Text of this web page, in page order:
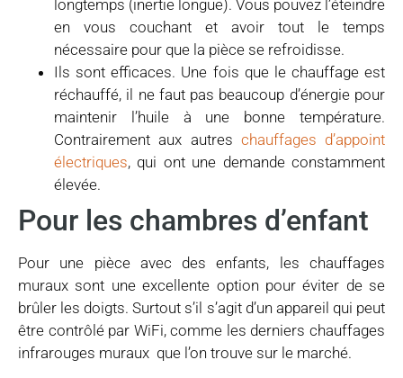
longtemps (inertie longue). Vous pouvez l’éteindre
en vous couchant et avoir tout le temps
nécessaire pour que la pièce se refroidisse.
Ils sont efficaces. Une fois que le chauffage est
réchauffé, il ne faut pas beaucoup d’énergie pour
maintenir l’huile à une bonne température.
Contrairement aux autres chauffages d’appoint
électriques, qui ont une demande constamment
élevée.
Pour les chambres d’enfant
Pour une pièce avec des enfants, les chauffages
muraux sont une excellente option pour éviter de se
brûler les doigts. Surtout s’il s’agit d’un appareil qui peut
être contrôlé par WiFi, comme les derniers chauffages
infrarouges muraux que l’on trouve sur le marché.